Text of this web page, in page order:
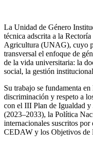
La Unidad de Género
técnica adscrita a la
Agricultura (UNAG), cuyo
transversal el enfoque de
de la vida universitaria: la
social, la gestión
Su trabajo se fundamenta
discriminación y respeto a
con el III Plan de Igualdad y
(2023–2033), la Política
internacionales suscritos
CEDAW y los Objetivos de